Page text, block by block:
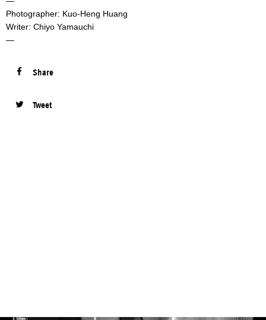
Photographer: Kuo-Heng Huang
Writer: Chiyo Yamauchi
—
Share
Tweet